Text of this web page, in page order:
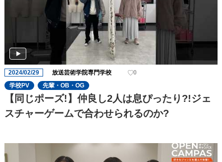
2024/02/29 放送芸術学院専門学校
0
学校PV
先輩・OB・OG
【同じポーズ!】仲良し2人は息ぴったり?!ジェ
スチャーゲームで合わせられるのか?